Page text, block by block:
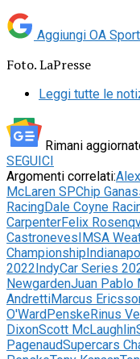
Aggiungi OA
Foto. LaPresse
Leggi tutte le
Rimani
SEGUICI
Argomenti correlati:
McLaren SPChip
RacingDale Coyne
CarpenterFelix
CastronevesIMSA
Championship
2022IndyCar Series
NewgardenJuan Pablo
AndrettiMarcus
O'WardPenskeRinus
DixonScott McLaughlin
PagenaudSupercars